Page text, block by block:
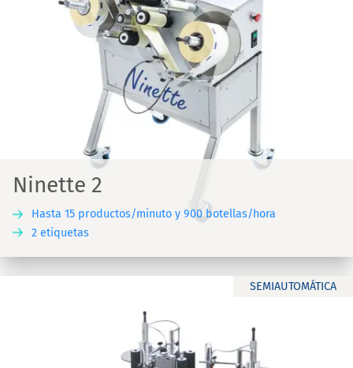
Ninette 2
Hasta 15 productos/minuto y 900 botellas/hora
2 etiquetas
SEMIAUTOMÁTICA